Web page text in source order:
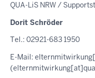
QUA-LiS NRW /
Dorit Schröder
Tel.: 02921-683 1950
E-Mail: elternmitwirkung